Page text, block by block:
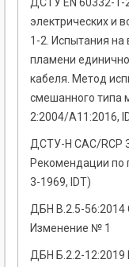
ДСТУ EN 60332-1-
электрических и
1-2. Испытания на
пламени
кабеля. Метод
смешанного типа
2:2004/A11:2016,
ДСТУ-Н CAC/RCP
Рекомендации по
3-1969, IDT)
ДБН В.2.5-56:2014
Изменение № 1
ДБН Б.2.2-12:2019